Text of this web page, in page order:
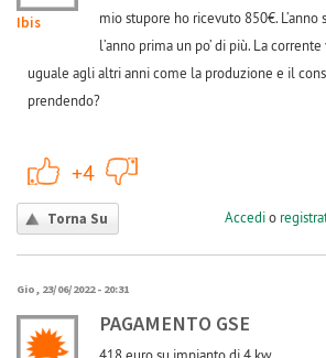
Ibis
mio stupore ho ricevuto 850€.
l’anno prima un po’ di più. La
uguale agli altri anni come la produzione e il
prendendo?
+4
Torna Su Accedio
Gio, 23/06/2022 - 20:31
PAGAMENTO GSE